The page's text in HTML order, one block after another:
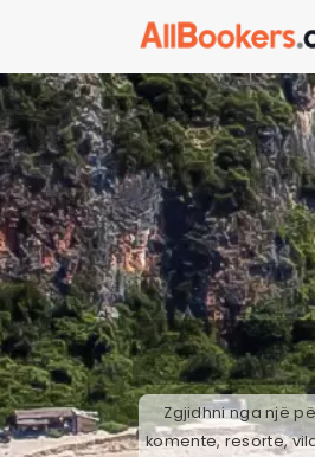
Zgjidhni nga një
komente, resorte,